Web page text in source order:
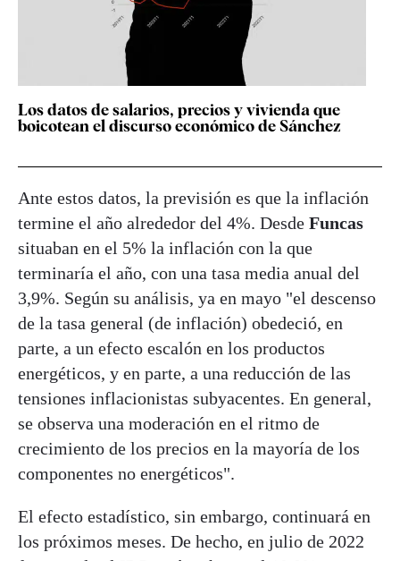
Los datos de salarios, precios y vivienda que
boicotean el discurso económico de Sánchez
Ante estos datos, la previsión es que la inflación
termine el año alrededor del 4%. Desde Funcas
situaban en el 5% la inflación con la que
terminaría el año, con una tasa media anual del
3,9%. Según su análisis, ya en mayo "el descenso
de la tasa general (de inflación) obedeció, en
parte, a un efecto escalón en los productos
energéticos, y en parte, a una reducción de las
tensiones inflacionistas subyacentes. En general,
se observa una moderación en el ritmo de
crecimiento de los precios en la mayoría de los
componentes no energéticos".
El efecto estadístico, sin embargo, continuará en
los próximos meses. De hecho, en julio de 2022